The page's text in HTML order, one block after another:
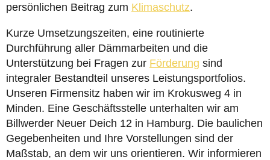
persönlichen Beitrag zum Klimaschutz.
Kurze Umsetzungszeiten, eine routinierte
Durchführung aller Dämmarbeiten und die
Unterstützung bei Fragen zur Förderung sind
integraler Bestandteil unseres Leistungsportfolios.
Unseren Firmensitz haben wir im Krokusweg 4 in
Minden. Eine Geschäftsstelle unterhalten wir am
Billwerder Neuer Deich 12 in Hamburg. Die baulichen
Gegebenheiten und Ihre Vorstellungen sind der
Maßstab, an dem wir uns orientieren. Wir informieren